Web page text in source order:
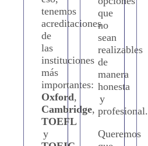
tenemos
acreditaciones
de
las
instituciones
más
importantes:
Oxford,
Cambridge,
TOEFL
y
que
no
sean
realizables
de
manera
honesta
y
profesional.
Queremos